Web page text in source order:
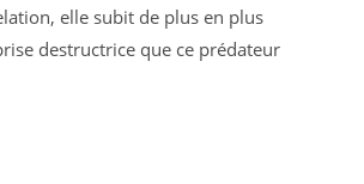
elle subit de plus en plus
destructrice que ce prédateur